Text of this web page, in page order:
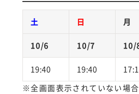
土 日 月
10/6 10/7 10/
19:40 19:40
※全画面表示されていない場